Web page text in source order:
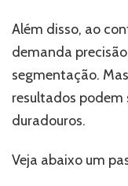
Além disso, ao
demanda
segmentação.
resultados
duradouros.
Veja abaixo um